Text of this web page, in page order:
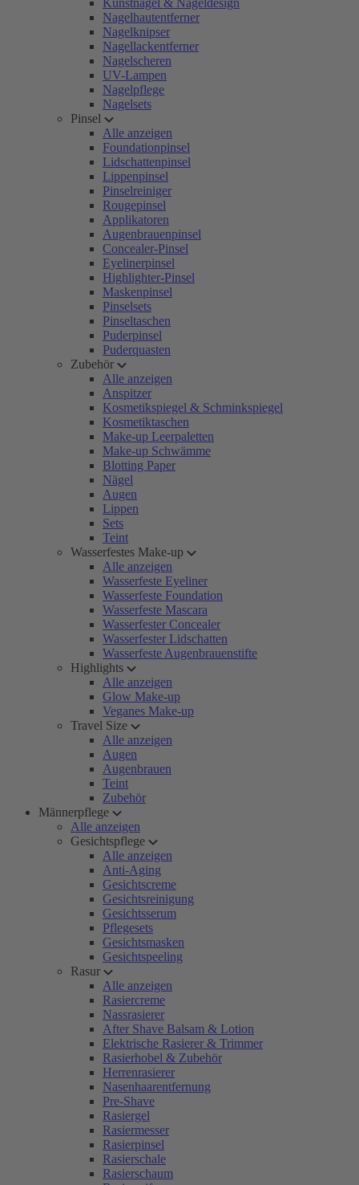
Kunstnägel & Nageldesign
Nagelhautentferner
Nagelknipser
Nagellackentferner
Nagelscheren
UV-Lampen
Nagelpflege
Nagelsets
Pinsel
Alle anzeigen
Foundationpinsel
Lidschattenpinsel
Lippenpinsel
Pinselreiniger
Rougepinsel
Applikatoren
Augenbrauenpinsel
Concealer-Pinsel
Eyelinerpinsel
Highlighter-Pinsel
Maskenpinsel
Pinselsets
Pinseltaschen
Puderpinsel
Puderquasten
Zubehör
Alle anzeigen
Anspitzer
Kosmetikspiegel & Schminkspiegel
Kosmetiktaschen
Make-up Leerpaletten
Make-up Schwämme
Blotting Paper
Nägel
Augen
Lippen
Sets
Teint
Wasserfestes Make-up
Alle anzeigen
Wasserfeste Eyeliner
Wasserfeste Foundation
Wasserfeste Mascara
Wasserfester Concealer
Wasserfester Lidschatten
Wasserfeste Augenbrauenstifte
Highlights
Alle anzeigen
Glow Make-up
Veganes Make-up
Travel Size
Alle anzeigen
Augen
Augenbrauen
Teint
Zubehör
Männerpflege
Alle anzeigen
Gesichtspflege
Alle anzeigen
Anti-Aging
Gesichtscreme
Gesichtsreinigung
Gesichtsserum
Pflegesets
Gesichtsmasken
Gesichtspeeling
Rasur
Alle anzeigen
Rasiercreme
Nassrasierer
After Shave Balsam & Lotion
Elektrische Rasierer & Trimmer
Rasierhobel & Zubehör
Herrenrasierer
Nasenhaarentfernung
Pre-Shave
Rasiergel
Rasiermesser
Rasierpinsel
Rasierschale
Rasierschaum